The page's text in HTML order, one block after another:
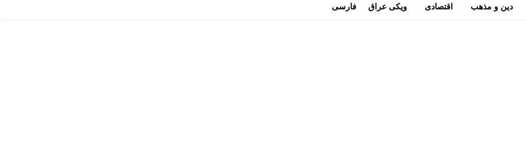
دین و مذهب اقتصادی ویکی عراق فارسی